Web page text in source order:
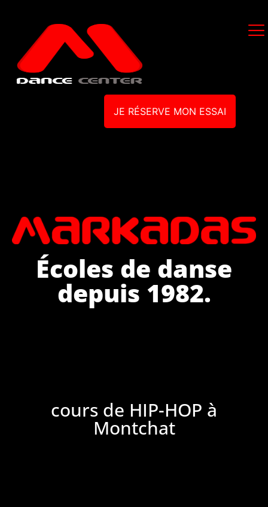
JE RÉSERVE MON ESSAI
Écoles de danse
depuis 1982.
cours de HIP-HOP à
Montchat